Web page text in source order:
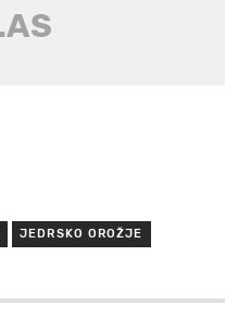
JEDRSKO OROŽJE